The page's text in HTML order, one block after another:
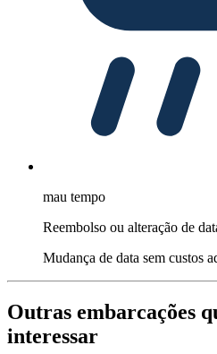
mau tempo
Reembolso ou alteração de
Mudança de data sem custos
Outras embarcações
interessar